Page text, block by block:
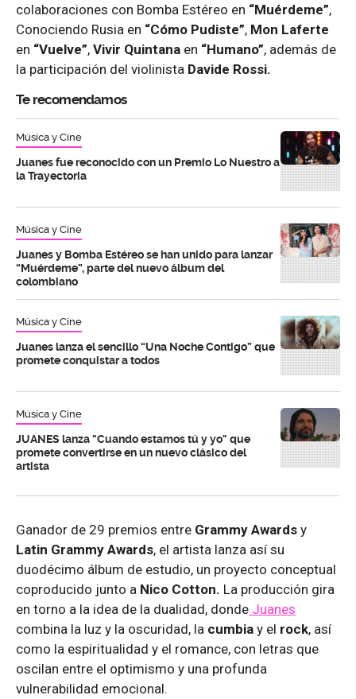
colaboraciones con Bomba Estéreo en “Muérdeme”,
Conociendo Rusia en “Cómo Pudiste”, Mon Laferte
en “Vuelve”, Vivir Quintana en “Humano”, además de
la participación del violinista Davide Rossi.
Te recomendamos
Música y Cine
Juanes fue reconocido con un Premio Lo Nuestro a
la Trayectoria
Música y Cine
Juanes y Bomba Estéreo se han unido para lanzar
“Muérdeme”, parte del nuevo álbum del
colombiano
Música y Cine
Juanes lanza el sencillo “Una Noche Contigo” que
promete conquistar a todos
Música y Cine
JUANES lanza "Cuando estamos tú y yo" que
promete convertirse en un nuevo clásico del
artista
Ganador de 29 premios entre Grammy Awards y
Latin Grammy Awards, el artista lanza así su
duodécimo álbum de estudio, un proyecto conceptual
coproducido junto a Nico Cotton. La producción gira
en torno a la idea de la dualidad, donde Juanes
combina la luz y la oscuridad, la cumbia y el rock, así
como la espiritualidad y el romance, con letras que
oscilan entre el optimismo y una profunda
vulnerabilidad emocional.